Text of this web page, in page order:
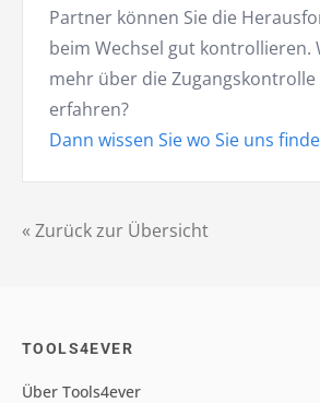
« Zurück zur Übersicht
Partner können Sie die
beim Wechsel gut kontrollieren.
mehr über die Zugangskontrolle
erfahren?
Dann wissen Sie wo Sie uns
TOOLS4EVER
Über Tools4ever